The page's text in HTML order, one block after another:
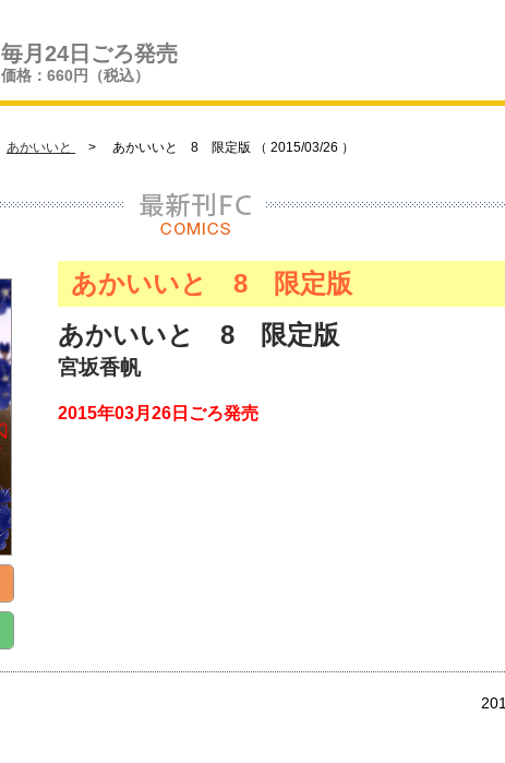
毎月24日ごろ発売
価格：660円（税込）
あかいいと > あかいいと 8 限定版 （ 2015/03/26 ）
あかいいと 8 限定版
あかいいと 8 限定版
宮坂香帆
2015年03月26日ごろ発売